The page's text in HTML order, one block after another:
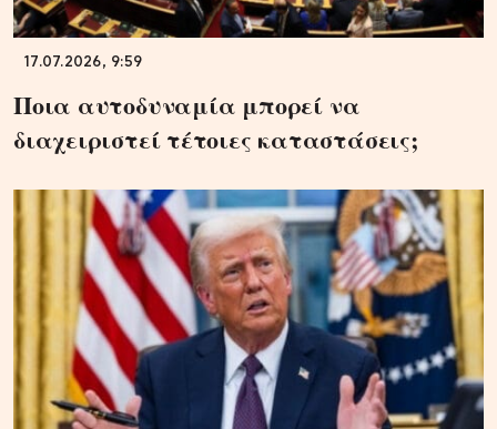
17.07.2026, 9:59
Ποια αυτοδυναμία μπορεί να
διαχειριστεί τέτοιες καταστάσεις;